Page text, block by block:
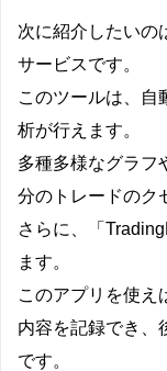
次に紹介したいの
サービスです。
このツールは、自
析が行えます。
多種多様なグラフ
分のトレードのク
さらに、「
ます。
このアプリを使え
内容を記録でき、
です。